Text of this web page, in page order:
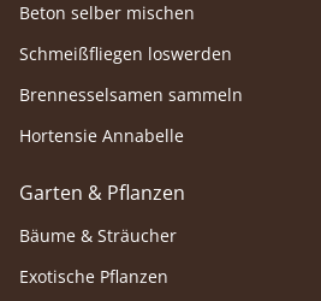
Beton selber mischen
Schmeißfliegen loswerden
Brennesselsamen sammeln
Hortensie Annabelle
Garten & Pflanzen
Bäume & Sträucher
Exotische Pflanzen